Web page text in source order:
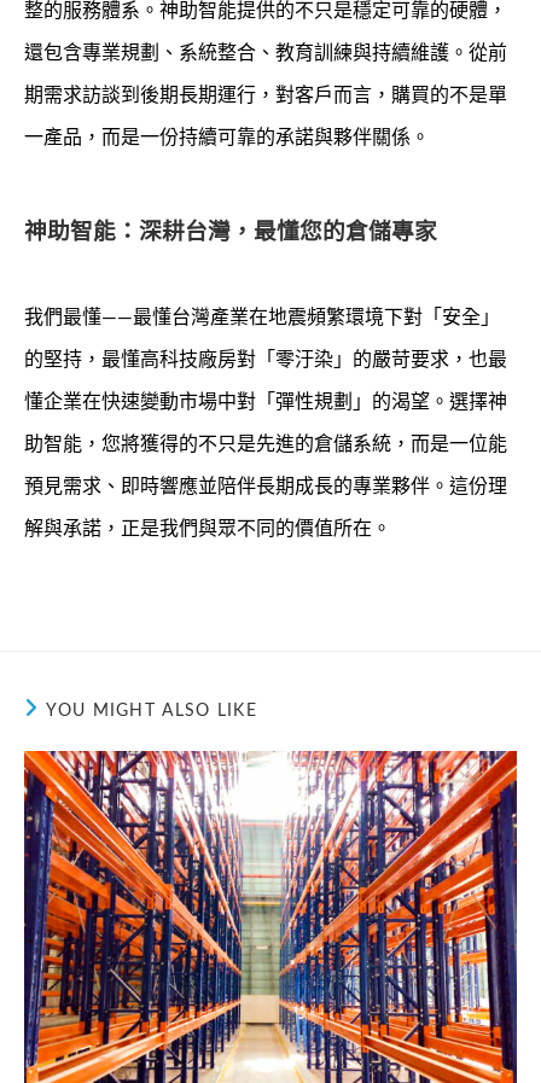
整的服務體系。神助智能提供的不只是穩定可靠的硬體，
還包含專業規劃、系統整合、教育訓練與持續維護。從前
期需求訪談到後期長期運行，對客戶而言，購買的不是單
一產品，而是一份持續可靠的承諾與夥伴關係。
神助智能：深耕台灣，最懂您的倉儲專家
我們最懂——最懂台灣產業在地震頻繁環境下對「安全」
的堅持，最懂高科技廠房對「零汙染」的嚴苛要求，也最
懂企業在快速變動市場中對「彈性規劃」的渴望。選擇神
助智能，您將獲得的不只是先進的倉儲系統，而是一位能
預見需求、即時響應並陪伴長期成長的專業夥伴。這份理
解與承諾，正是我們與眾不同的價值所在。
YOU MIGHT ALSO LIKE